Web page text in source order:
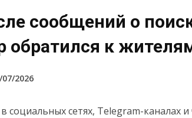
сообщений о
обратился к
07/2026
социальных сетях, Telegram-каналах